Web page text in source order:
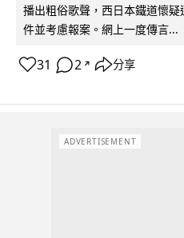
播出粗俗歌聲，西日本鐵道懷
件並考慮報案。網上一度傳言...
31 2 ↗ 分享
ADVERTISEMENT